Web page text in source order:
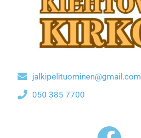
jalkipelituominen@gmail.com
050 385 7700